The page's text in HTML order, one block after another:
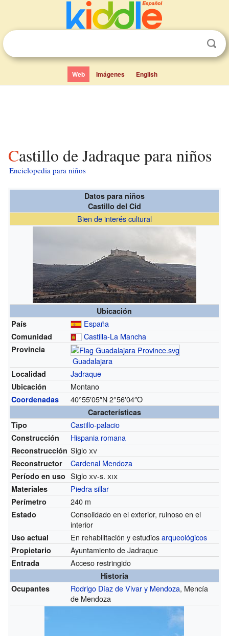
Web Imágenes English
Castillo de Jadraque para niños
Enciclopedia para niños
Datos para niños
Castillo del Cid
Bien de interés cultural
Ubicación
País
España
Comunidad Castilla-La Mancha
Provincia
Guadalajara
Localidad Jadraque
Ubicación Montano
Coordenadas 40°55′05″N2°56′04″O
Características
Tipo
Castillo-palacio
Construcción Hispania romana
Reconstrucción Sigloxv
Reconstructor Cardenal Mendoza
Período en uso Sigloxv-s.xix
Materiales Piedra sillar
Perímetro 240 m
Estado
Consolidado en el exterior, ruinoso en el
interior
Uso actual En rehabilitación y estudiosarqueológicos
Propietario Ayuntamiento de Jadraque
Entrada Acceso restringido
Historia
Ocupantes
Rodrigo Díaz de Vivar y Mendoza, Mencía
de Mendoza